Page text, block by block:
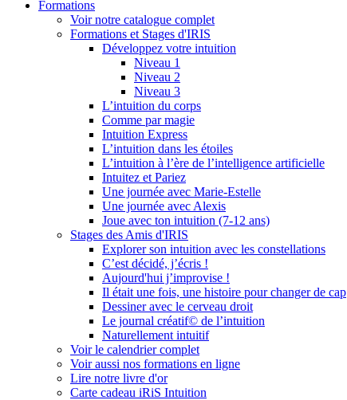
Formations
Voir notre catalogue complet
Formations et Stages d'IRIS
Développez votre intuition
Niveau 1
Niveau 2
Niveau 3
L’intuition du corps
Comme par magie
Intuition Express
L’intuition dans les étoiles
L’intuition à l’ère de l’intelligence artificielle
Intuitez et Pariez
Une journée avec Marie-Estelle
Une journée avec Alexis
Joue avec ton intuition (7-12 ans)
Stages des Amis d'IRIS
Explorer son intuition avec les constellations
C’est décidé, j’écris !
Aujourd'hui j’improvise !
Il était une fois, une histoire pour changer de cap
Dessiner avec le cerveau droit
Le journal créatif© de l’intuition
Naturellement intuitif
Voir le calendrier complet
Voir aussi nos formations en ligne
Lire notre livre d'or
Carte cadeau iRiS Intuition